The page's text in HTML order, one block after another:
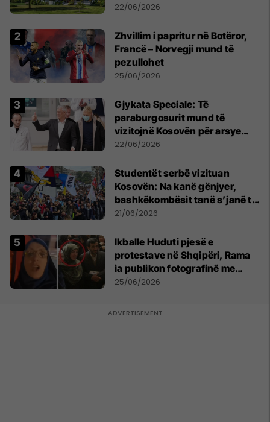
22/06/2026
Zhvillim i papritur në Botëror,
Francë – Norvegji mund të
pezullohet
25/06/2026
​Gjykata Speciale: Të
paraburgosurit mund të
vizitojnë Kosovën për arsye
humanitare
22/06/2026
Studentët serbë vizituan
Kosovën: Na kanë gënjyer,
bashkëkombësit tanë s’janë të
shtypur
21/06/2026
Ikballe Huduti pjesë e
protestave në Shqipëri, Rama
ia publikon fotografinë me
Ahmadinejadin e Iranit
25/06/2026